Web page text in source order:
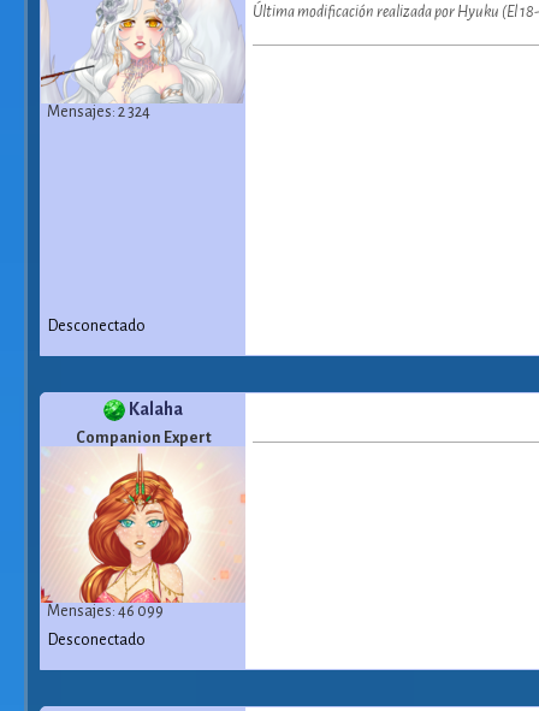
Mensajes: 2 324
Última modificación realizada por Hyuku (El
Desconectado
Kalaha
Companion Expert
Mensajes: 46 099
Desconectado